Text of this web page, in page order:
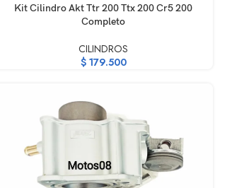
AÑADIR AL CARRITO
Kit Cilindro Akt Ttr 200 Ttx 200 Cr5 200
Completo
CILINDROS
$179.500